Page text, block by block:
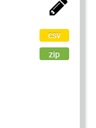
csv
zip